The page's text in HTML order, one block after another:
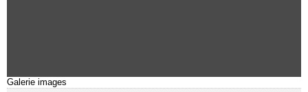
Galerie images